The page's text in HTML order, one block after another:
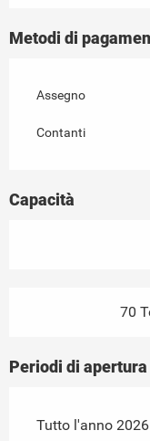
Metodi di
Assegno
Contanti
Capacità
70
Periodi di apertura
Tutto l'anno